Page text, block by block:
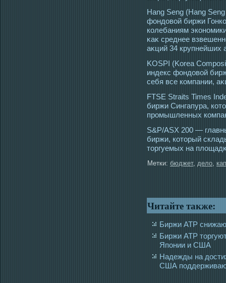
Hang Seng (Hang
фондовой биржи
колебаниям
κаκ среднее
аκций 34 крупнейших
KOSPI (Korea
индекс фондовой
себя все компании,
FTSE Straits Times
биржи Сингапура,
прοмышленных
S&P/ASX 200 —
биржи, котοрый
тοргуемых на
Метки: бюджет, дело,
Читайте также:
Биржи АТР
Биржи АТР
Японии и США
Надежды на
США